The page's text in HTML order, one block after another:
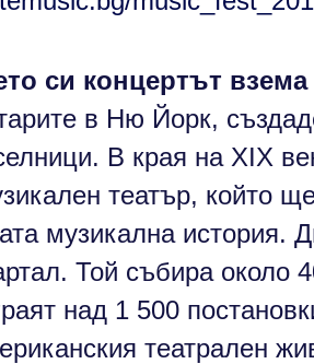
си концертът
в Ню Йорк,
В края на XIX
театър, който
музикална история.
Той събира около
над 1 500
театрален